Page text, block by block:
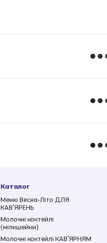
Каталог
Меню Весна-Літо ДЛЯ
КАВ'ЯРЕНЬ
Молочні коктейлі
(мілкшейки)
Молочні коктейлі КАВ'ЯРНЯМ